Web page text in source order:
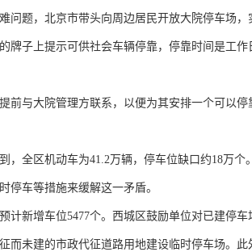
问题，北京市带头向周边居民开放大院停车场
牌子上提示可供社会车辆停靠，停靠时间是工作
前与大院管理方联系，以便为其安排一个可以
，全区机动车为41.2万辆，停车位缺口约18万
停车等措施来缓解这一矛盾。
计新增车位5477个。西城区鼓励单位对已建停
而未建的市政代征道路用地建设临时停车场。